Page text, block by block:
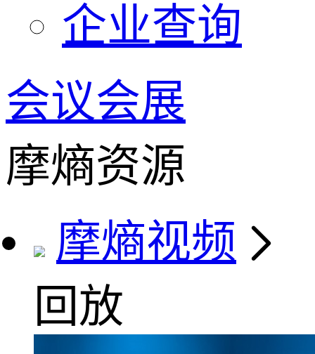
企业查询
会议会展
摩熵资源
摩熵视频
回放